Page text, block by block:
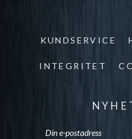
KUNDSERVICE
INTEGRITET